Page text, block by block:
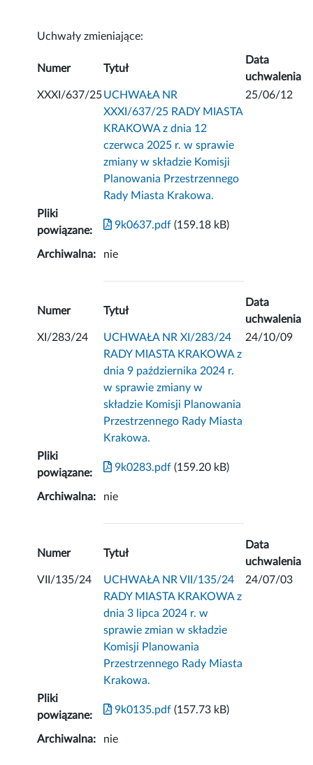
Uchwały zmieniające:
Numer Tytuł
Data
uchwalenia
XXXI/637/25UCHWAŁA NR
XXXI/637/25 RADY MIASTA
KRAKOWA z dnia 12
czerwca 2025 r. w sprawie
zmiany w składzie Komisji
Planowania Przestrzennego
Rady Miasta Krakowa.
25/06/12
Pliki
powiązane:
9k0637.pdf (159.18 kB)
Archiwalna: nie
Numer Tytuł
Data
uchwalenia
XI/283/24
UCHWAŁA NR XI/283/24
RADY MIASTA KRAKOWA z
dnia 9 października 2024 r.
w sprawie zmiany w
składzie Komisji Planowania
Przestrzennego Rady Miasta
Krakowa.
24/10/09
Pliki
powiązane:
9k0283.pdf (159.20 kB)
Archiwalna: nie
Numer Tytuł
Data
uchwalenia
VII/135/24
UCHWAŁA NR VII/135/24
RADY MIASTA KRAKOWA z
dnia 3 lipca 2024 r. w
sprawie zmian w składzie
Komisji Planowania
Przestrzennego Rady Miasta
Krakowa.
24/07/03
Pliki
powiązane:
9k0135.pdf (157.73 kB)
Archiwalna: nie